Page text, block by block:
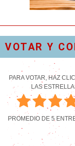
VOTAR Y
PARA VOTAR, HAZ
LAS
PROMEDIO DE5